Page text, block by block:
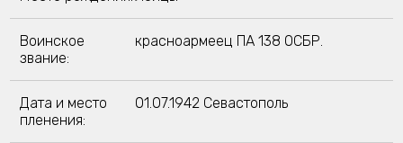
Воинское
звание:
красноармеец ПА 138 ОСБР.
Дата и место
пленения:
01.07.1942 Севастополь